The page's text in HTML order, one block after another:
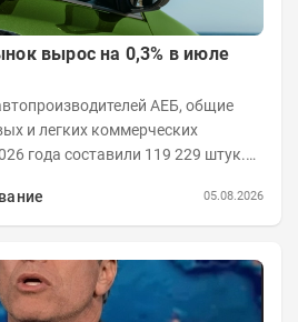
вырос на 0,3% в июле
АЕБ, общие
и легких коммерческих
года составили 119 229 штук.
05.08.2026